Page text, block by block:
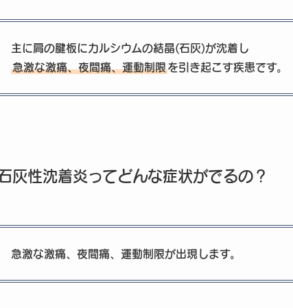
主に肩の腱板にカルシウムの結晶(石灰)が沈着し
急激な激痛、夜間痛、運動制限を引き起こす疾患です。
灰性沈着炎ってどんな症状がでるの？
急激な激痛、夜間痛、運動制限が出現します。